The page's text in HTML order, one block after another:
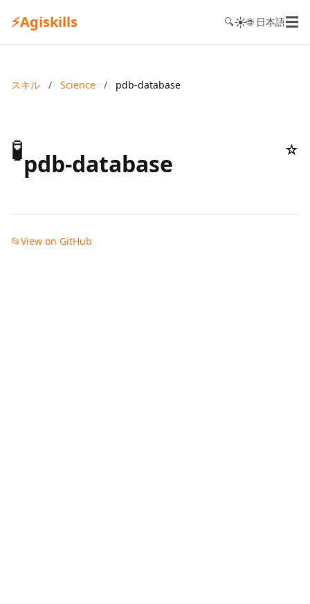
⚡Agiskills 🔍☀️🌐 日本語☰
スキル / Science / pdb-database
🧪pdb-database ☆
📂View on GitHub